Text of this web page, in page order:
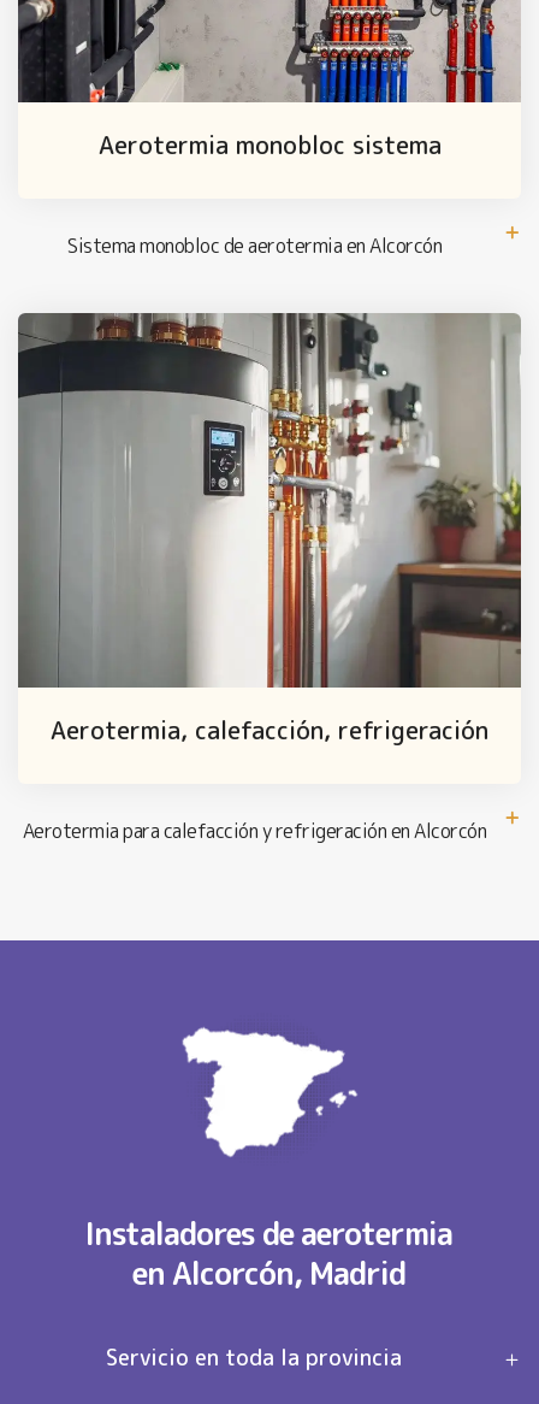
Aerotermia monobloc sistema
Sistema monobloc de aerotermia en Alcorcón
Aerotermia, calefacción, refrigeración
Aerotermia para calefacción y refrigeración en Alcorcón
Instaladores de aerotermia
en Alcorcón, Madrid
Servicio en toda la provincia